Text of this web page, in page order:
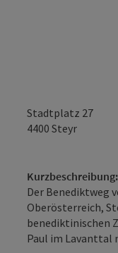
Stadtplatz 27
4400 Steyr
Kurzbeschreibung:
Der Benediktweg
Oberösterreich,
benediktinischen
Paul im Lavanttal